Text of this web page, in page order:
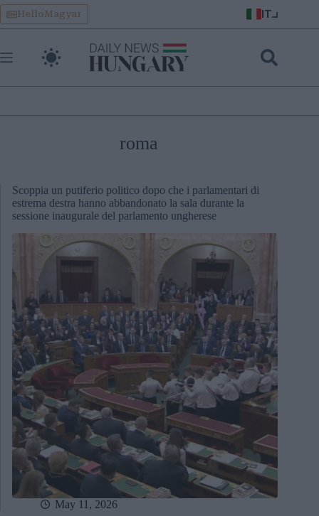
Skip
to
content
HelloMagyar IT
roma
Scoppia un putiferio politico dopo che i parlamentari di
estrema destra hanno abbandonato la sala durante la
sessione inaugurale del parlamento ungherese
May 11, 2026